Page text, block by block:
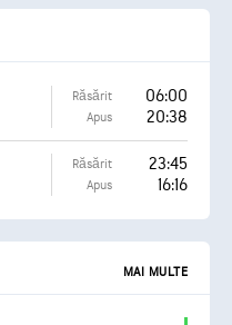
Răsărit 06:00
Apus 20:38
Răsărit 23:45
Apus 16:16
MAI MULTE